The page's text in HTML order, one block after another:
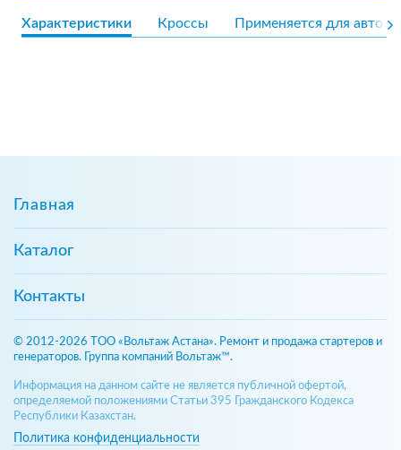
Характеристики Кроссы Применяется для авто
Главная
Каталог
Контакты
© 2012-2026 ТОО «Вольтаж Астана». Ремонт и продажа стартеров и
генераторов. Группа компаний Вольтаж™.
Информация на данном сайте не является публичной офертой,
определяемой положениями Статьи 395 Гражданского Кодекса
Республики Казахстан.
Политика конфиденциальности